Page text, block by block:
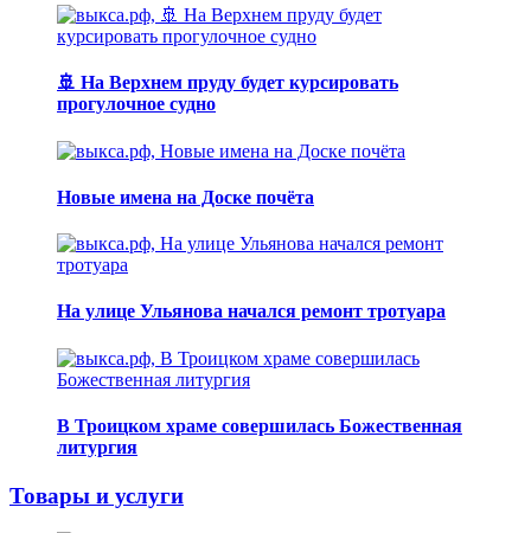
🚢 На Верхнем пруду будет курсировать
прогулочное судно
Новые имена на Доске почёта
На улице Ульянова начался ремонт тротуара
В Троицком храме совершилась Божественная
литургия
Товары и услуги